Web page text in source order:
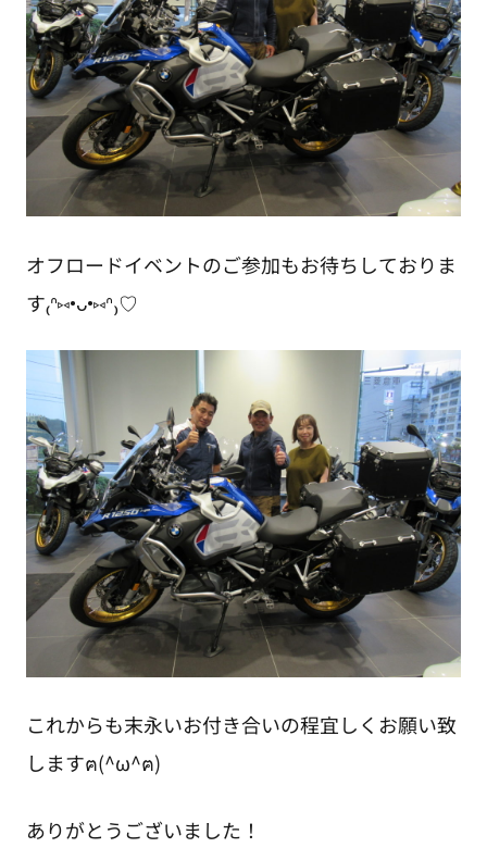
オフロードイベントのご参加もお待ちしておりま
す₍ᐢ⑅•ᴗ•⑅ᐢ₎♡
これからも末永いお付き合いの程宜しくお願い致
しますฅ(^ω^ฅ)
ありがとうございました！